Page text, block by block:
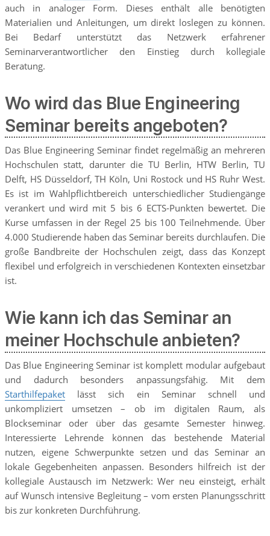
auch in analoger Form. Dieses enthält alle benötigten
Materialien und Anleitungen, um direkt loslegen zu können.
Bei Bedarf unterstützt das Netzwerk erfahrener
Seminarverantwortlicher den Einstieg durch kollegiale
Beratung.
Wo wird das Blue Engineering
Seminar bereits angeboten?
Das Blue Engineering Seminar findet regelmäßig an mehreren
Hochschulen statt, darunter die TU Berlin, HTW Berlin, TU
Delft, HS Düsseldorf, TH Köln, Uni Rostock und HS Ruhr West.
Es ist im Wahlpflichtbereich unterschiedlicher Studiengänge
verankert und wird mit 5 bis 6 ECTS-Punkten bewertet. Die
Kurse umfassen in der Regel 25 bis 100 Teilnehmende. Über
4.000 Studierende haben das Seminar bereits durchlaufen. Die
große Bandbreite der Hochschulen zeigt, dass das Konzept
flexibel und erfolgreich in verschiedenen Kontexten einsetzbar
ist.
Wie kann ich das Seminar an
meiner Hochschule anbieten?
Das Blue Engineering Seminar ist komplett modular aufgebaut
und dadurch besonders anpassungsfähig. Mit dem
Starthilfepaket lässt sich ein Seminar schnell und
unkompliziert umsetzen – ob im digitalen Raum, als
Blockseminar oder über das gesamte Semester hinweg.
Interessierte Lehrende können das bestehende Material
nutzen, eigene Schwerpunkte setzen und das Seminar an
lokale Gegebenheiten anpassen. Besonders hilfreich ist der
kollegiale Austausch im Netzwerk: Wer neu einsteigt, erhält
auf Wunsch intensive Begleitung – vom ersten Planungsschritt
bis zur konkreten Durchführung.